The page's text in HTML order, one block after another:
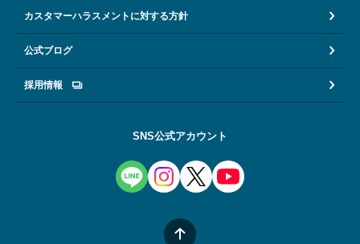
カスタマーハラスメントに対する方針
公式ブログ
採用情報
SNS公式アカウント